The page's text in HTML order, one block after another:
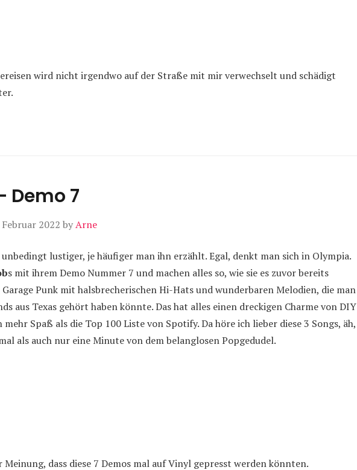
wird nicht irgendwo auf der Straße mit mir verwechselt und schädigt
Demo 7
Februar 2022 byArne
lustiger, je häufiger man ihn erzählt. Egal, denkt man sich in Olympia.
s mit ihrem Demo Nummer 7 und machen alles so, wie sie es zuvor bereits
Punk mit halsbrecherischen Hi-Hats und wunderbaren Melodien, die man
aus Texas gehört haben könnte. Das hat alles einen dreckigen Charme von DIY
Spaß als die Top 100 Liste von Spotify. Da höre ich lieber diese 3 Songs, äh,
als auch nur eine Minute von dem belanglosen Popgedudel.
dass diese 7 Demos mal auf Vinyl gepresst werden könnten.